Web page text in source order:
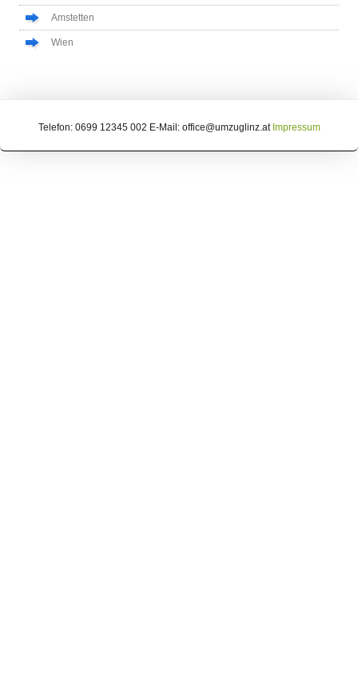
Amstetten
Wien
Telefon: 0699 12345 002 E-Mail: office@umzuglinz.at Impressum